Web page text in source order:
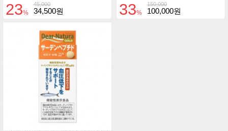
45,000
23% 34,500원
150,000
33% 100,000원